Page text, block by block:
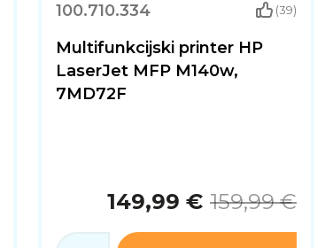
100.710.334 (39)
Multifunkcijski printer HP
LaserJet MFP M140w,
7MD72F
149,99 € 159,99 €